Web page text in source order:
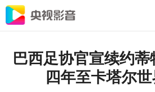
巴西足协官宣续约
四年至卡塔尔